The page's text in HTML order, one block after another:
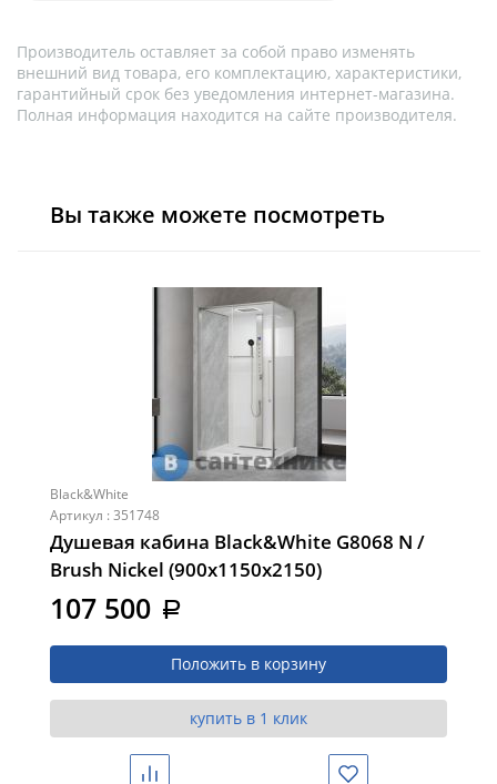
Производитель оставляет за собой право изменять
внешний вид товара, его комплектацию, характеристики,
гарантийный срок без уведомления интернет-магазина.
Полная информация находится на сайте производителя.
Вы также можете посмотреть
Black&White
Артикул : 351748
Душевая кабина Black&White G8068 N /
Brush Niсkel (900х1150х2150)
107 500 a
Положить в корзину
купить в 1 клик
Сравнить Избранное